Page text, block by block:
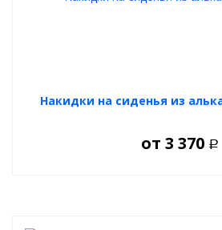
Накидки на сиденья из
от 3 370 Р